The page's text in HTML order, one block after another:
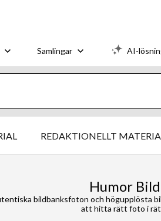
Samlingar AI-
REDAKTIONELLT
Humor
bildbanksfoton och högupplösta
att hitta rätt foto i